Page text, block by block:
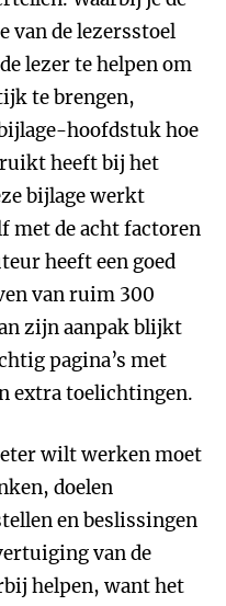
van de lezersstoel
lezer te helpen om
te brengen,
hoofdstuk hoe
heeft bij het
bijlage werkt
met de acht factoren
heeft een goed
van ruim 300
zijn aanpak blijkt
pagina’s met
extra toelichtingen.
wilt werken moet
doelen
en beslissingen
van de
helpen, want het